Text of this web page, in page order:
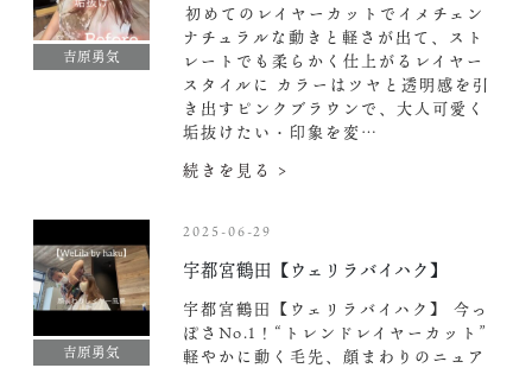
吉原勇気
️初めてのレイヤーカットでイメチェン
ナチュラルな動きと軽さが出て、スト
レートでも柔らかく仕上がるレイヤー
スタイルに カラーはツヤと透明感を引
き出すピンクブラウンで、大人可愛く️
垢抜けたい・印象を変…
続きを見る >
吉原勇気
2025-06-29
宇都宮鶴田【ウェリラバイハク】
宇都宮鶴田【ウェリラバイハク】 今っ
ぽさNo.1！“トレンドレイヤーカット”
軽やかに動く毛先、顔まわりのニュア